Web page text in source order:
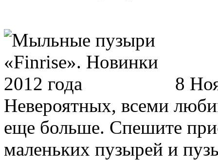
8
Невероятных, всеми
еще больше. Спешите
маленьких пузырей и